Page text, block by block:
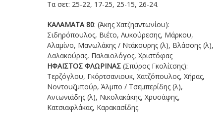
Τα σετ: 25-22, 17-25, 25-15, 26-24.
ΚΑΛΑΜΑΤΑ 80: (Άκης Χατζηαντωνίου):
Σιδηρόπουλος, Βιέτο, Λυκούρεσης, Μάρκου,
Αλαμίνο, Μανωλάκης / Ντάκουρης (λ), Βλάσσης (λ),
Δαλακούρας, Παλαιολόγος, Χριστόφας
ΗΦΑΙΣΤΟΣ ΦΛΩΡΙΝΑΣ(Σπύρος Γκολίτσης):
Τερζόγλου, Γκόρτσανιουκ, Χατζόπουλος, Χήρας,
Νοντουζμπούρ, Άλμπο / Τσεμπερίδης (λ),
Αντωνιάδης (λ), Νικολακάκης, Χρυσάφης,
Κατσιαφλάκας, Καρακασίδης.